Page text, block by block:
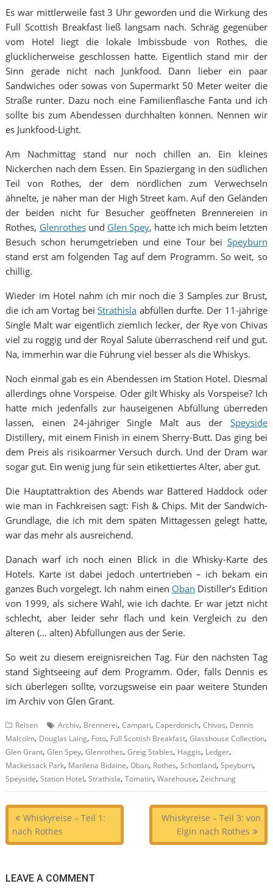
Es war mittlerweile fast 3 Uhr geworden und die Wirkung des
Full Scottish Breakfast ließ langsam nach. Schräg gegenüber
vom Hotel liegt die lokale Imbissbude von Rothes, die
glücklicherweise geschlossen hatte. Eigentlich stand mir der
Sinn gerade nicht nach Junkfood. Dann lieber ein paar
Sandwiches oder sowas von Supermarkt 50 Meter weiter die
Straße runter. Dazu noch eine Familienflasche Fanta und ich
sollte bis zum Abendessen durchhalten können. Nennen wir
es Junkfood-Light.
Am Nachmittag stand nur noch chillen an. Ein kleines
Nickerchen nach dem Essen. Ein Spaziergang in den südlichen
Teil von Rothes, der dem nördlichen zum Verwechseln
ähnelte, je näher man der High Street kam. Auf den Geländen
der beiden nicht für Besucher geöffneten Brennereien in
Rothes, Glenrothesund Glen Spey, hatte ich mich beim letzten
Besuch schon herumgetrieben und eine Tour bei Speyburn
stand erst am folgenden Tag auf dem Programm. So weit, so
chillig.
Wieder im Hotel nahm ich mir noch die 3 Samples zur Brust,
die ich am Vortag beiStrathisla abfüllen durfte. Der 11-jährige
Single Malt war eigentlich ziemlich lecker, der Rye von Chivas
viel zu roggig und der Royal Salute überraschend reif und gut.
Na, immerhin war die Führung viel besser als die Whiskys.
Noch einmal gab es ein Abendessen im Station Hotel. Diesmal
allerdings ohne Vorspeise. Oder gilt Whisky als Vorspeise? Ich
hatte mich jedenfalls zur hauseigenen Abfüllung überreden
lassen, einen 24-jähriger Single Malt aus der Speyside
Distillery, mit einem Finish in einem Sherry-Butt. Das ging bei
dem Preis als risikoarmer Versuch durch. Und der Dram war
sogar gut. Ein wenig jung für sein etikettiertes Alter, aber gut.
Die Hauptattraktion des Abends war Battered Haddock oder
wie man in Fachkreisen sagt: Fish & Chips. Mit der Sandwich-
Grundlage, die ich mit dem späten Mittagessen gelegt hatte,
war das mehr als ausreichend.
Danach warf ich noch einen Blick in die Whisky-Karte des
Hotels. Karte ist dabei jedoch untertrieben – ich bekam ein
ganzes Buch vorgelegt. Ich nahm einen Oban Distiller’s Edition
von 1999, als sichere Wahl, wie ich dachte. Er war jetzt nicht
schlecht, aber leider sehr flach und kein Vergleich zu den
älteren (… alten) Abfüllungen aus der Serie.
So weit zu diesem ereignisreichen Tag. Für den nächsten Tag
stand Sightseeing auf dem Programm. Oder, falls Dennis es
sich überlegen sollte, vorzugsweise ein paar weitere Stunden
im Archiv von Glen Grant.
Reisen Archiv, Brennerei,Campari,Caperdonich,Chivas, Dennis
Malcolm, Douglas Laing, Foto, Full Scottish Breakfast,Glasshouse Collection,
Glen Grant,Glen Spey,Glenrothes,Greig Stables, Haggis, Ledger,
Mackessack Park, Marilena Bidaine,Oban, Rothes,Schottland,Speyburn,
Speyside,Station Hotel,Strathisla,Tomatin,Warehouse,Zeichnung
Beitragsnavigation
Whiskyreise – Teil 1:
nach Rothes
Whiskyreise – Teil 3: von
Elgin nach Rothes
LEAVE A COMMENT